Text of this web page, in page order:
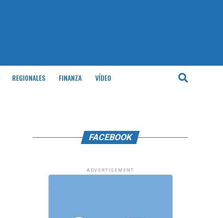
REGIONALES FINANZA VÍDEO
FACEBOOK
ADVERTISEMENT